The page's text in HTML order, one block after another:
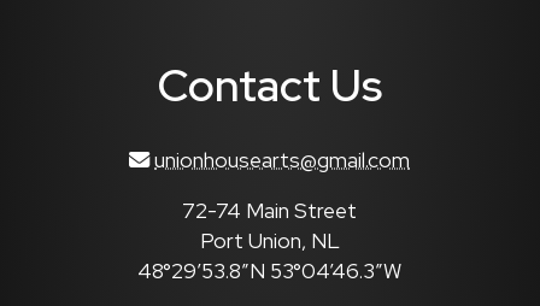
Contact Us
unionhousearts@gmail.com
72-74 Main Street
Port Union, NL
48°29’53.8″N 53°04’46.3″W